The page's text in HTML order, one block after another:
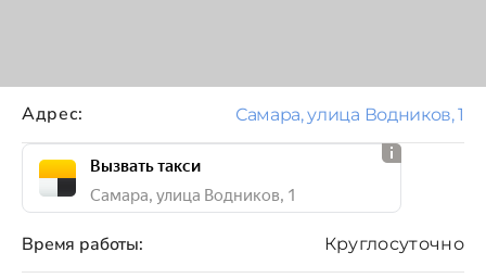
Время работы: Круглосуточно
Адрес: Самара, улица Водников, 1
Вызвать такси
Самара, улица Водников, 1